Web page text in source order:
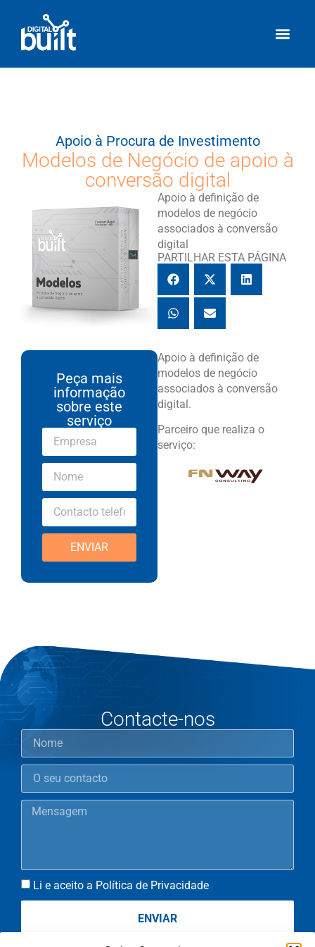
Apoio à Procura de Investimento
Modelos de Negócio de apoio à
conversão digital
Apoio à definição de
modelos de negócio
associados à conversão
digital
PARTILHAR ESTA PÁGINA
Peça mais
informação
sobre este
serviço
ENVIAR
Apoio à definição de
modelos de negócio
associados à conversão
digital.
Parceiro que realiza o
serviço:
Contacte-nos
Li e aceito a Política de Privacidade
ENVIAR